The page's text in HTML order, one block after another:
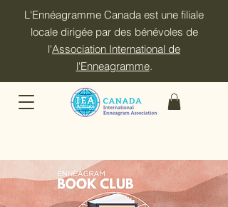
L'Ennéagramme Canada est une filiale
locale dirigée par des bénévoles de
l'Association International de
l'Enneagramme.